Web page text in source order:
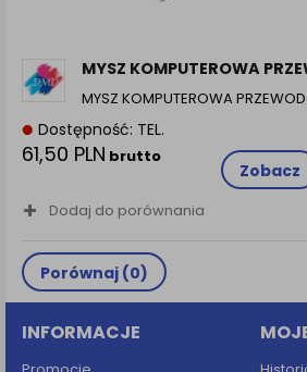
MYSZ KOMPUTEROWA
MYSZ KOMPUTEROWA
Dostępność: TEL.
61,50 PLN brutto
Zobacz
Dodaj do porównania
Porównaj (0)
INFORMACJE